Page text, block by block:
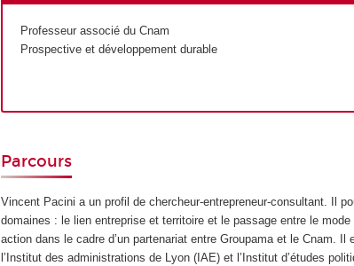
Professeur associé du Cnam
Prospective et développement durable
Parcours
Vincent Pacini a un profil de chercheur-entrepreneur-consultant. Il
domaines : le lien entreprise et territoire et le passage entre le
action dans le cadre d’un partenariat entre Groupama et le Cnam.
l’Institut des administrations de Lyon (IAE) et l’Institut d’études